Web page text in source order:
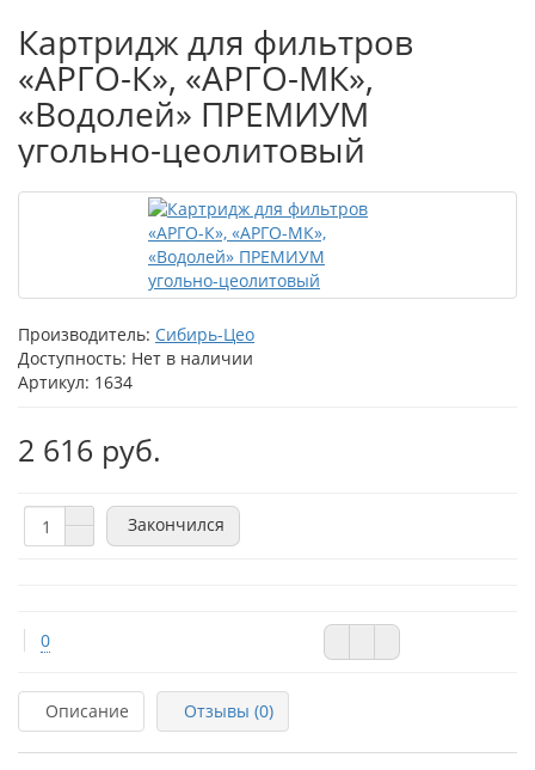
Картридж для фильтров
«АРГО-К», «АРГО-МК»,
«Водолей» ПРЕМИУМ
угольно-цеолитовый
Производитель: Сибирь-Цео
Доступность: Нет в наличии
Артикул: 1634
2 616 руб.
Закончился
0
Описание Отзывы (0)